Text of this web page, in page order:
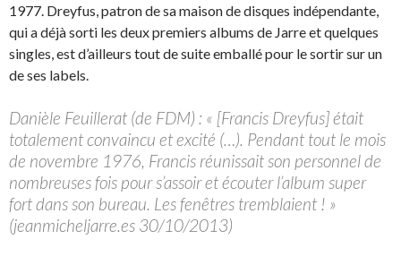
1977. Dreyfus, patron de sa maison de disques indépendante,
qui a déjà sorti les deux premiers albums de Jarre et quelques
singles, est d’ailleurs tout de suite emballé pour le sortir sur un
de ses labels.
Danièle Feuillerat (de FDM) : « [Francis Dreyfus] était
totalement convaincu et excité (…). Pendant tout le mois
de novembre 1976, Francis réunissait son personnel de
nombreuses fois pour s’assoir et écouter l’album super
fort dans son bureau. Les fenêtres tremblaient ! »
(jeanmicheljarre.es 30/10/2013)